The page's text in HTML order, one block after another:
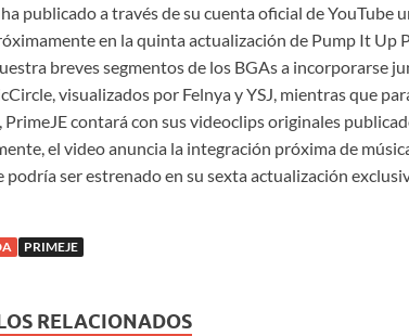
publicado a través de su cuenta oficial de YouTube
en la quinta actualización de Pump It Up
breves segmentos de los BGAs a incorporarse
visualizados por Felnya y YSJ, mientras que
PrimeJE contará con sus videoclips originales
el video anuncia la integración próxima de
podría ser estrenado en su sexta actualización
PRIMEJE
RELACIONADOS